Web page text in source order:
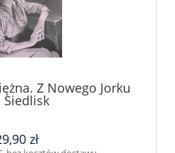
Z Nowego Jorku
Siedlisk
zł